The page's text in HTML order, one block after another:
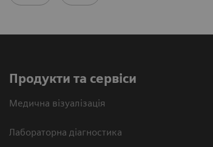
Продукти та сервіси
Медична візуалізація
Лабораторна діагностика